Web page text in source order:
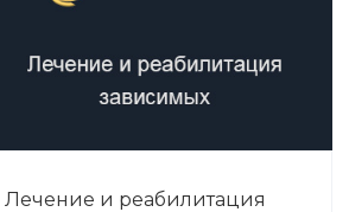
Лечение и реабилитация